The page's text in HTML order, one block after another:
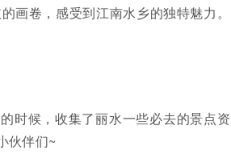
画卷，感受到江南水乡的独特魅力。
时候，收集了丽水一些必去的景点资
伙伴们~